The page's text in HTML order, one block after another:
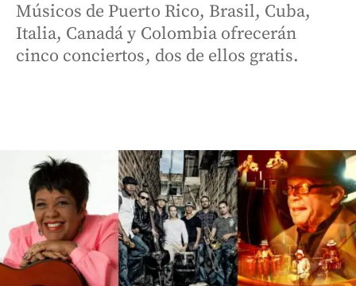
Músicos de Puerto Rico, Brasil, Cuba,
Italia, Canadá y Colombia ofrecerán
cinco conciertos, dos de ellos gratis.